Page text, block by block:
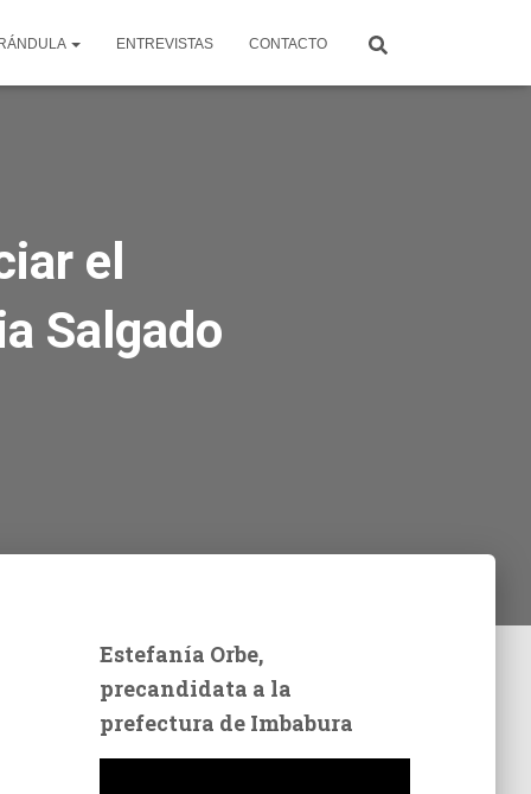
ENTREVISTAS CONTACTO
el
Salgado
Estefanía Orbe,
precandidata a la
prefectura de Imbabura